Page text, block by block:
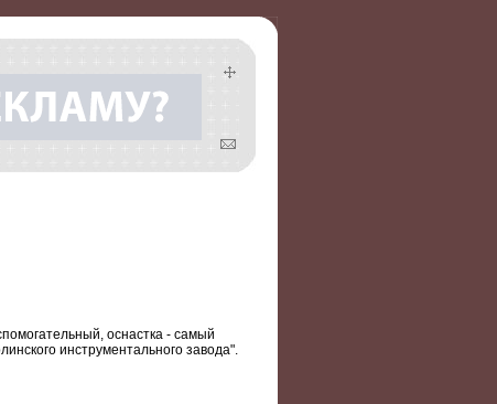
оснастка - самый
инструментального завода".